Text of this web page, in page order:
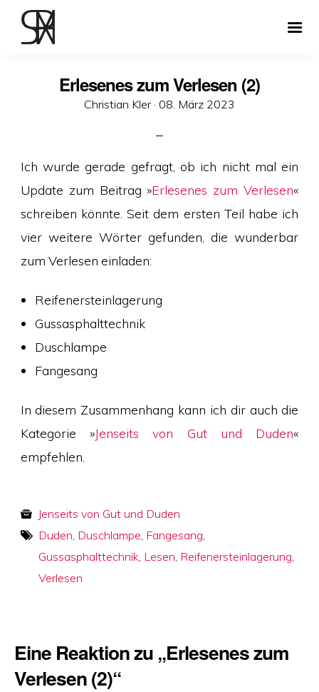
Erlesenes zum Verlesen (2)
Christian Kler · Veröffentlicht
08. März 2023
Ich wurde gerade gefragt, ob ich nicht mal ein
Update zum Beitrag »Erlesenes zum Verlesen«
schreiben könnte. Seit dem ersten Teil habe ich
vier weitere Wörter gefunden, die wunderbar
zum Verlesen einladen:
Reifenersteinlagerung
Gussasphalttechnik
Duschlampe
Fangesang
In diesem Zusammenhang kann ich dir auch die
Kategorie »Jenseits von Gut und Duden«
empfehlen.
Jenseits von Gut und Duden
Duden, Duschlampe, Fangesang,
Gussasphalttechnik, Lesen, Reifenersteinlagerung,
Verlesen
Eine Reaktion zu „Erlesenes zum
Verlesen (2)“